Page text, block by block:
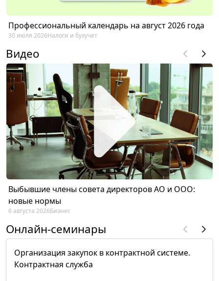
Профессиональный календарь на август 2026 года
30 июля 2026Налоги и бухучет
Видео
Выбывшие члены совета директоров АО и ООО:
новые нормы
6 августа 2026Бизнес
Онлайн-семинары
Организация закупок в контрактной системе.
Контрактная служба